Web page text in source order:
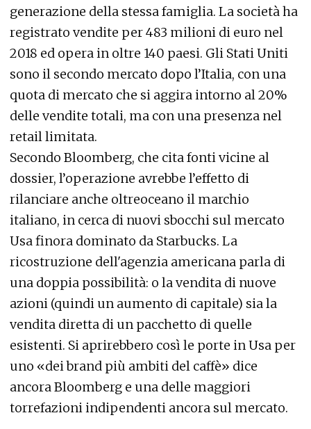
generazione della stessa famiglia. La società ha
registrato vendite per 483 milioni di euro nel
2018 ed opera in oltre 140 paesi. Gli Stati Uniti
sono il secondo mercato dopo l’Italia, con una
quota di mercato che si aggira intorno al 20%
delle vendite totali, ma con una presenza nel
retail limitata.
Secondo Bloomberg, che cita fonti vicine al
dossier, l’operazione avrebbe l’effetto di
rilanciare anche oltreoceano il marchio
italiano, in cerca di nuovi sbocchi sul mercato
Usa finora dominato da Starbucks. La
ricostruzione dell'agenzia americana parla di
una doppia possibilità: o la vendita di nuove
azioni (quindi un aumento di capitale) sia la
vendita diretta di un pacchetto di quelle
esistenti. Si aprirebbero così le porte in Usa per
uno «dei brand più ambiti del caffè» dice
ancora Bloomberg e una delle maggiori
torrefazioni indipendenti ancora sul mercato.